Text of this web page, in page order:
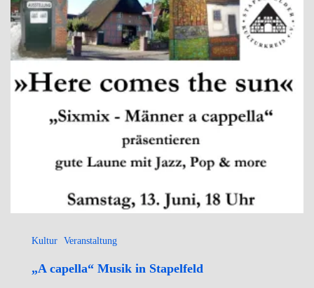
Kultur Veranstaltung
„A capella“ Musik in Stapelfeld